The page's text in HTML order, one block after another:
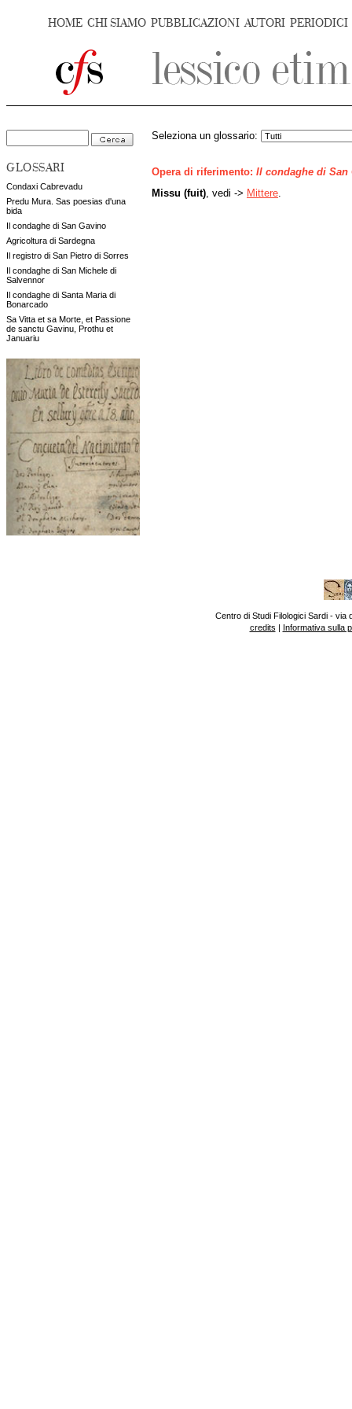
HOME CHI SIAMO PUBBLICAZIONI AUTORI PERIODICI
GLOSSARI
Condaxi Cabrevadu
Predu Mura. Sas poesias d'una
bida
Il condaghe di San Gavino
Agricoltura di Sardegna
Il registro di San Pietro di Sorres
Il condaghe di San Michele di
Salvennor
Il condaghe di Santa Maria di
Bonarcado
Sa Vitta et sa Morte, et Passione
de sanctu Gavinu, Prothu et
Januariu
Seleziona un glossario:
Opera di riferimento: Il condaghe di San
Missu (fuit) , vedi -> Mittere
Centro di Studi Filologici Sardi - via
credits | Informativa sulla